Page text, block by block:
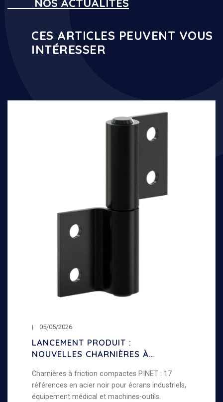
NOS ACTUALITÉS
CES ARTICLES PEUVENT VOUS
INTÉRESSER
05/05/2026
LANCEMENT PRODUIT :
NOUVELLES CHARNIÈRES À
Charnières à friction compactes PINET : 17
références en acier noir pour écrans industriels,
équipement médical et machines-outils.